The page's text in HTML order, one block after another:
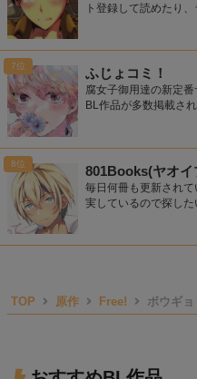
ト登録して読めたり
ふじょコミ！
腐女子御用達の新定
BL作品が多数掲載さ
801Books(ヤオイ
毎日何冊も更新され
実しているので探した
TOP 原作 Free! ボウギョ